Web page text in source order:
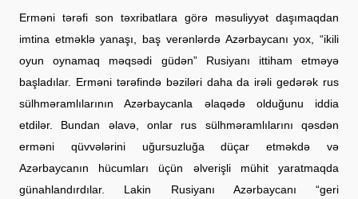
Erməni tərəfi son təxribatlara görə məsuliyyət daşımaqdan
imtina etməklə yanaşı, baş verənlərdə Azərbaycanı yox, “ikili
oyun oynamaq məqsədi güdən” Rusiyanı ittiham etməyə
başladılar. Erməni tərəfində bəziləri daha da irəli gedərək rus
sülhməramlılarının Azərbaycanla əlaqədə olduğunu iddia
etdilər. Bundan əlavə, onlar rus sülhməramlılarını qəsdən
erməni qüvvələrini uğursuzluğa düçar etməkdə və
Azərbaycanın hücumları üçün əlverişli mühit yaratmaqda
günahlandırdılar. Lakin Rusiyanı Azərbaycanı “geri